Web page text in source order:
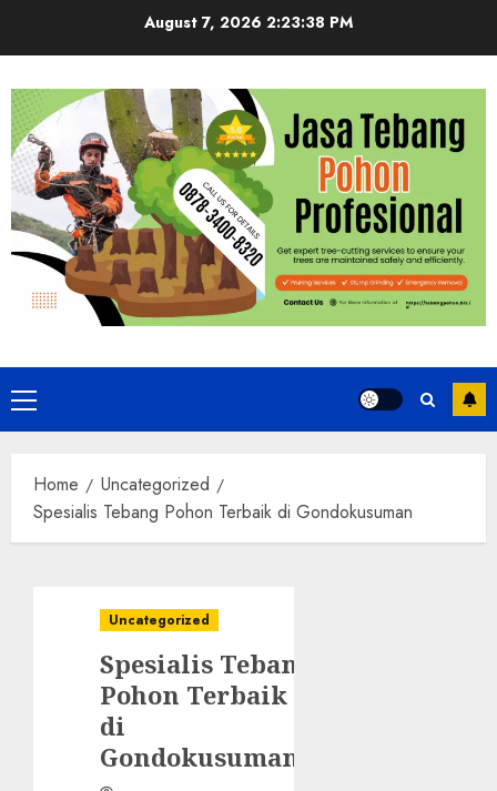
August 7, 2026 2:23:39 PM
Primary
Menu
Home
Uncategorized
Spesialis Tebang Pohon Terbaik di Gondokusuman
Uncategorized
Spesialis Tebang
Pohon Terbaik
di
Gondokusuman